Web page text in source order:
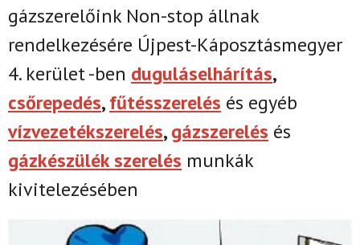
gázszerelőink Non-stop állnak
rendelkezésére Újpest-Káposztásmegyer
4. kerület -ben duguláselhárítás,
csőrepedés,fűtésszerelés és egyéb
vízvezetékszerelés,gázszerelés és
gázkészülék szerelés munkák
kivitelezésében